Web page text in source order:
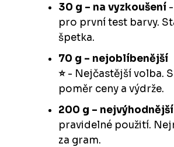
30 g – na vyzkoušení
pro první test barvy.
špetka.
70 g – nejoblíbenější
⭐️ - Nejčastější volba.
poměr ceny a výdrže.
200 g – nejvýhodnější
pravidelné použití.
za gram.